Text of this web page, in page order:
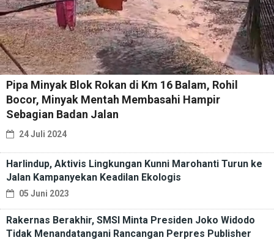
Pipa Minyak Blok Rokan di Km 16 Balam, Rohil
Bocor, Minyak Mentah Membasahi Hampir
Sebagian Badan Jalan
24 Juli 2024
Harlindup, Aktivis Lingkungan Kunni Marohanti Turun ke
Jalan Kampanyekan Keadilan Ekologis
05 Juni 2023
Rakernas Berakhir, SMSI Minta Presiden Joko Widodo
Tidak Menandatangani Rancangan Perpres Publisher